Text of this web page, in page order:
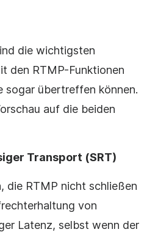
die wichtigsten
den RTMP-Funktionen
sogar übertreffen können.
auf die beiden
Transport (SRT)
die RTMP nicht schließen
von
Latenz, selbst wenn der